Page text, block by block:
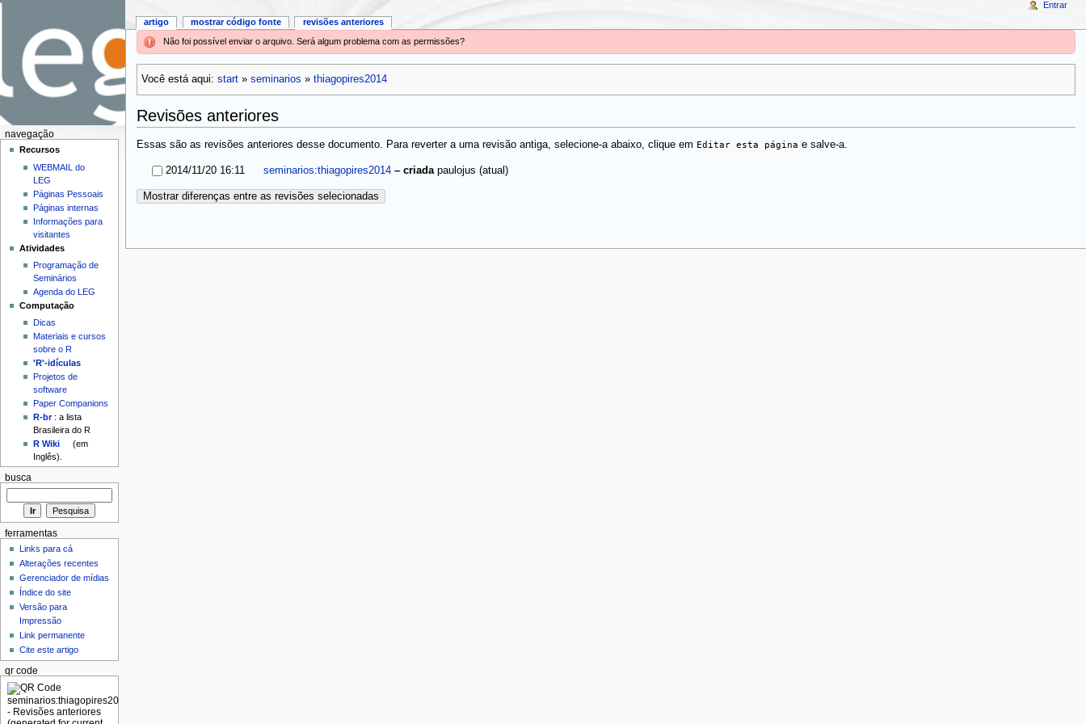
Não foi possível enviar o arquivo. Será algum problema com as permissões?
Você está aqui: start» seminarios » thiagopires2014
Revisões anteriores
Essas são as revisões anteriores desse documento. Para reverter a uma revisão antiga, selecione-a abaixo, clique em Editar esta página e salve-a.
2014/11/20 16:11 seminarios:thiagopires2014 – criada paulojus (atual)
Mostrar diferenças entre as revisões selecionadas
artigo mostrar código fonte revisões anteriores
Entrar
navegação
Recursos
WEBMAIL do
LEG
Páginas Pessoais
Páginas internas
Informações para
visitantes
Atividades
Programação de
Seminários
Agenda do LEG
Computação
Dicas
Materiais e cursos
sobre o R
'R'-idículas
Projetos de
software
Paper Companions
R-br: a lista
Brasileira do R
R Wiki
(em
Inglês).
busca
ferramentas
Links para cá
Alterações recentes
Gerenciador de mídias
Índice do site
Versão para
Impressão
Link permanente
Cite este artigo
qr code